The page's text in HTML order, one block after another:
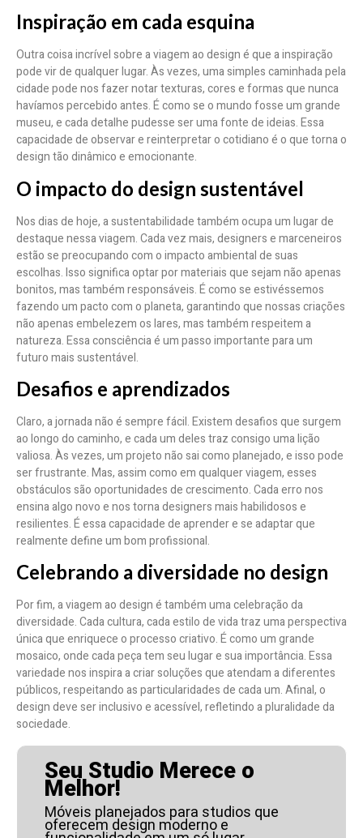
Inspiração em cada esquina
Outra coisa incrível sobre a viagem ao design é que a inspiração
pode vir de qualquer lugar. Às vezes, uma simples caminhada pela
cidade pode nos fazer notar texturas, cores e formas que nunca
havíamos percebido antes. É como se o mundo fosse um grande
museu, e cada detalhe pudesse ser uma fonte de ideias. Essa
capacidade de observar e reinterpretar o cotidiano é o que torna o
design tão dinâmico e emocionante.
O impacto do design sustentável
Nos dias de hoje, a sustentabilidade também ocupa um lugar de
destaque nessa viagem. Cada vez mais, designers e marceneiros
estão se preocupando com o impacto ambiental de suas
escolhas. Isso significa optar por materiais que sejam não apenas
bonitos, mas também responsáveis. É como se estivéssemos
fazendo um pacto com o planeta, garantindo que nossas criações
não apenas embelezem os lares, mas também respeitem a
natureza. Essa consciência é um passo importante para um
futuro mais sustentável.
Desafios e aprendizados
Claro, a jornada não é sempre fácil. Existem desafios que surgem
ao longo do caminho, e cada um deles traz consigo uma lição
valiosa. Às vezes, um projeto não sai como planejado, e isso pode
ser frustrante. Mas, assim como em qualquer viagem, esses
obstáculos são oportunidades de crescimento. Cada erro nos
ensina algo novo e nos torna designers mais habilidosos e
resilientes. É essa capacidade de aprender e se adaptar que
realmente define um bom profissional.
Celebrando a diversidade no design
Por fim, a viagem ao design é também uma celebração da
diversidade. Cada cultura, cada estilo de vida traz uma perspectiva
única que enriquece o processo criativo. É como um grande
mosaico, onde cada peça tem seu lugar e sua importância. Essa
variedade nos inspira a criar soluções que atendam a diferentes
públicos, respeitando as particularidades de cada um. Afinal, o
design deve ser inclusivo e acessível, refletindo a pluralidade da
sociedade.
Seu Studio Merece o
Melhor!
Móveis planejados para studios que
oferecem design moderno e